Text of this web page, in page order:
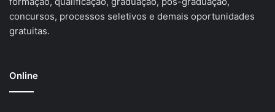
concursos, processos seletivos e demais oportunidades
gratuitas.
Online